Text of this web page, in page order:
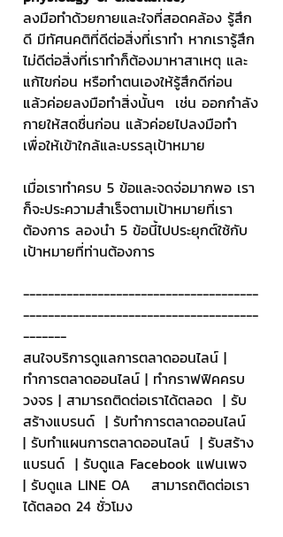
ลงมือทำด้วยกายและใจที่สอดคล้อง รู้สึก
ดี มีทัศนคติที่ดีต่อสิ่งที่เราทำ หากเรารู้สึก
ไม่ดีต่อสิ่งที่เราทำก็ต้องมาหาสาเหตุ และ
แก้ไขก่อน หรือทำตนเองให้รู้สึกดีก่อน
แล้วค่อยลงมือทำสิ่งนั้นๆ  เช่น ออกกำลัง
กายให้สดชื่นก่อน แล้วค่อยไปลงมือทำ
เพื่อให้เข้าใกล้และบรรลุเป้าหมาย
เมื่อเราทำครบ 5 ข้อและจดจ่อมากพอ เรา
ก็จะประความสำเร็จตามเป้าหมายที่เรา
ต้องการ ลองนำ 5 ข้อนี้ไปประยุกต์ใช้กับ
เป้าหมายที่ท่านต้องการ
--------------------------------------
--------------------------------------
-------
สนใจบริการดูแลการตลาดออนไลน์ |
ทำการตลาดออนไลน์ | ทำกราฟฟิคครบ
วงจร | สามารถติดต่อเราได้ตลอด  | รับ
สร้างแบรนด์  | รับทำการตลาดออนไลน์
| รับทำแผนการตลาดออนไลน์  | รับสร้าง
แบรนด์  | รับดูแล Facebook แฟนเพจ
| รับดูแล LINE OA    สามารถติดต่อเรา
ได้ตลอด 24 ชั่วโมง